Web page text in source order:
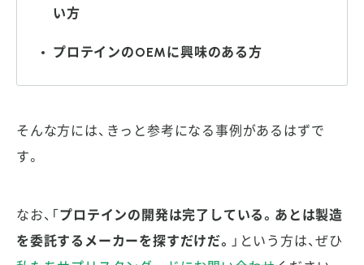
い方
プロテインのOEMに興味のある方
そんな方には、きっと参考になる事例があるはずで
す。
なお、「 プロテインの開発は完了している。あとは製造
を委託するメーカーを探すだけだ。 」という方は、ぜひ